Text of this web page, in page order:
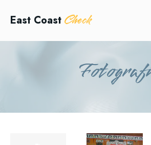
East Coast Check
Fotografi